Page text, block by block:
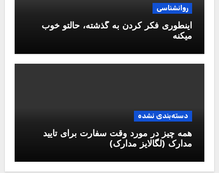
روانشناسی
اینطوری فکر کردن به گذشته، حالتو خوب
میکنه
دسته‌بندی نشده
همه چیز در مورد وقت سفارت برای تایید
مدارک (لگالایز مدارک)